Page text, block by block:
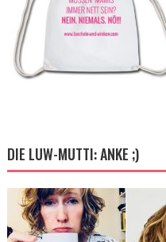
DIE LUW-MUTTI: ANKE ;)